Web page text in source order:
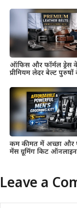
ऑफिस और फॉर्मल ड्रेस
प्रीमियम लेदर बेल्ट
कम कीमत में अच्छा और
मेंस ग्रूमिंग किट ऑनलाइन
Leave a